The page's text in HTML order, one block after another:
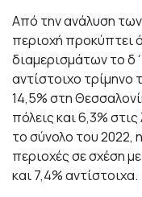
Από την ανάλυση
περιοχή προκύπτει
διαμερισμάτων το
αντίστοιχο τρίμηνο
14,5% στη
πόλεις και 6,3%
το σύνολο του 2022,
περιοχές σε σχέση με
και 7,4% αντίστοιχα.